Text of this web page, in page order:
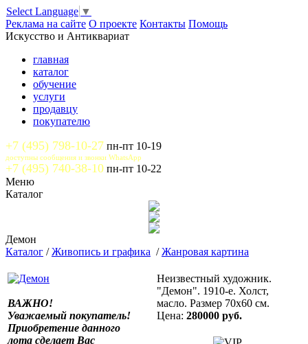
Select Language ▼
Реклама на сайте О проекте Контакты Помощь
Искусство и Антиквариат
главная
каталог
обучение
услуги
продавцу
покупателю
+7 (495) 798-10-27 пн-пт 10-19
доступны сообщения и звонки WhatsApp
+7 (495) 740-38-10 пн-пт 10-22
Меню
Каталог
Демон
Каталог /Живопись и графика /Жанровая картина
ВАЖНО!
Уважаемый покупатель!
Приобретение данного
лота сделает Вас
Неизвестный художник.
"Демон". 1910-е. Холст,
масло. Размер 70х60 см.
Цена: 280000 руб.